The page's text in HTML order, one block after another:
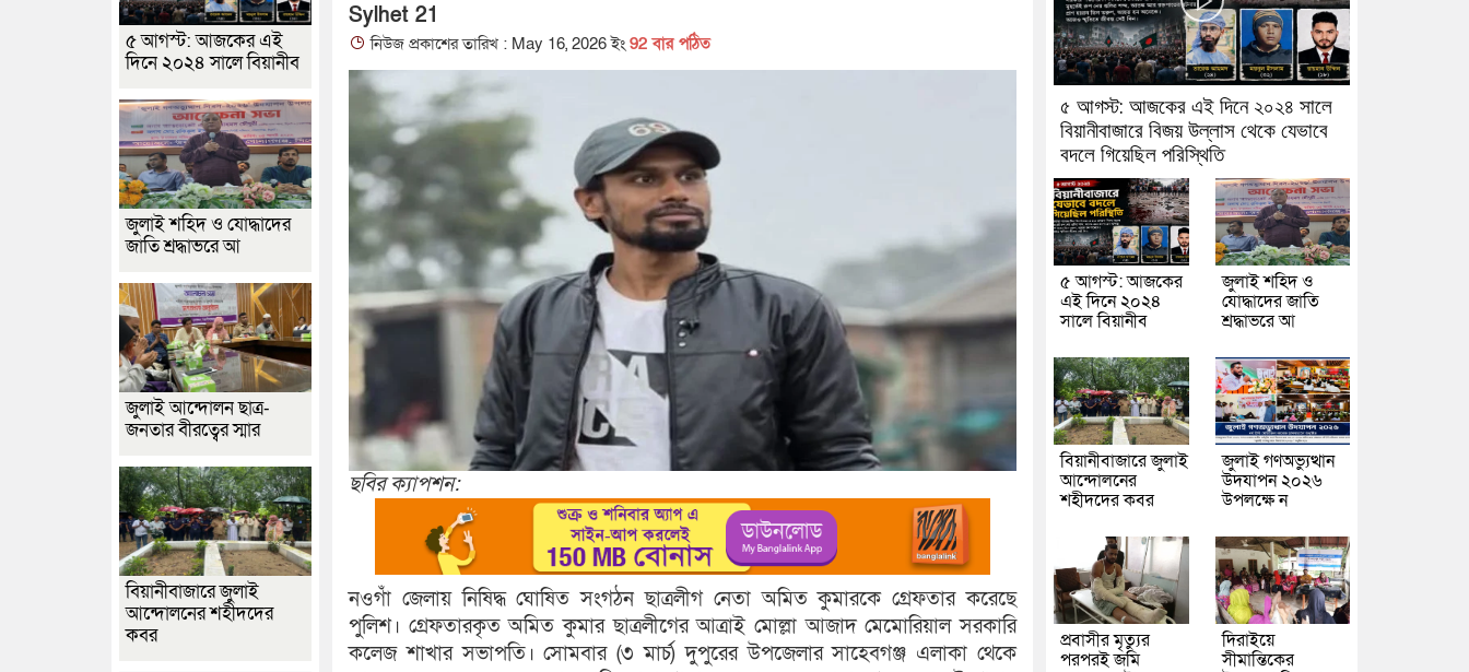
Sylhet 21
নিউজ প্রকাশের তারিখ : May 16, 2026 ইং 92 বার পঠিত
ছবির ক্যাপশন:
নওগাঁ জেলায় নিষিদ্ধ ঘোষিত সংগঠন ছাত্রলীগ নেতা অমিত কুমারকে গ্রেফতার করেছে
পুলিশ। গ্রেফতারকৃত অমিত কুমার ছাত্রলীগের আত্রাই মোল্লা আজাদ মেমোরিয়াল সরকারি
কলেজ শাখার সভাপতি। সোমবার (৩ মার্চ) দুপুরের উপজেলার সাহেবগঞ্জ এলাকা থেকে
৫ আগস্ট: আজকের এই
দিনে ২০২৪ সালে বিয়ানীব
জুলাই শহিদ ও যোদ্ধাদের
জাতি শ্রদ্ধাভরে আ
জুলাই আন্দোলন ছাত্র-
জনতার বীরত্বের স্মার
বিয়ানীবাজারে জুলাই
আন্দোলনের শহীদদের
কবর
৫ আগস্ট: আজকের এই দিনে ২০২৪ সালে
বিয়ানীবাজারে বিজয় উল্লাস থেকে যেভাবে
বদলে গিয়েছিল পরিস্থিতি
৫ আগস্ট: আজকের
এই দিনে ২০২৪
সালে বিয়ানীব
জুলাই শহিদ ও
যোদ্ধাদের জাতি
শ্রদ্ধাভরে আ
বিয়ানীবাজারে জুলাই
আন্দোলনের
শহীদদের কবর
জুলাই গণঅভ্যুত্থান
উদযাপন ২০২৬
উপলক্ষে ন
প্রবাসীর মৃত্যুর
পরপরই জমি
দিরাইয়ে
সীমান্তিকের